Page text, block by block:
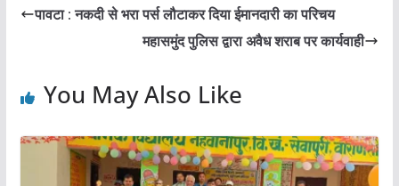
पावटा : नकदी से भरा पर्स लौटाकर दिया ईमानदारी का परिचय
महासमुंद पुलिस द्वारा अवैध शराब पर कार्यवाही
You May Also Like